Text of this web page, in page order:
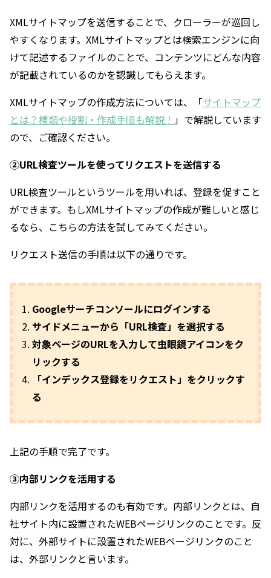
XMLサイトマップを送信することで、クローラーが巡回し
やすくなります。XMLサイトマップとは検索エンジンに向
けて記述するファイルのことで、コンテンツにどんな内容
が記載されているのかを認識してもらえます。
XMLサイトマップの作成方法については、「サイトマップ
とは？種類や役割・作成手順も解説！ 」で解説しています
ので、ご確認ください。
②URL検査ツールを使ってリクエストを送信する
URL検査ツールというツールを用いれば、登録を促すこと
ができます。もしXMLサイトマップの作成が難しいと感じ
るなら、こちらの方法を試してみてください。
リクエスト送信の手順は以下の通りです。
Googleサーチコンソールにログインする
サイドメニューから「URL検査」を選択する
対象ページのURLを入力して虫眼鏡アイコンをク
リックする
「インデックス登録をリクエスト」をクリックす
る
上記の手順で完了です。
③内部リンクを活用する
内部リンクを活用するのも有効です。内部リンクとは、自
社サイト内に設置されたWEBページリンクのことです。反
対に、外部サイトに設置されたWEBページリンクのこと
は、外部リンクと言います。